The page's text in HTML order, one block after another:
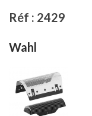
Réf : 2429
Wahl